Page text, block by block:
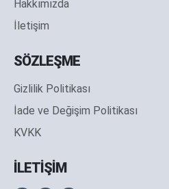
Hakkımızda
İletişim
SÖZLEŞME
Gizlilik Politikası
İade ve Değişim Politikası
KVKK
İLETİŞİM